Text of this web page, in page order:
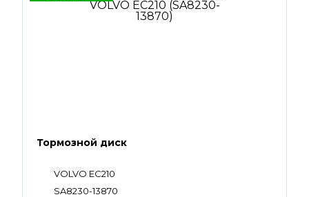
Тормозной диск
VOLVO EC210
SA8230-13870